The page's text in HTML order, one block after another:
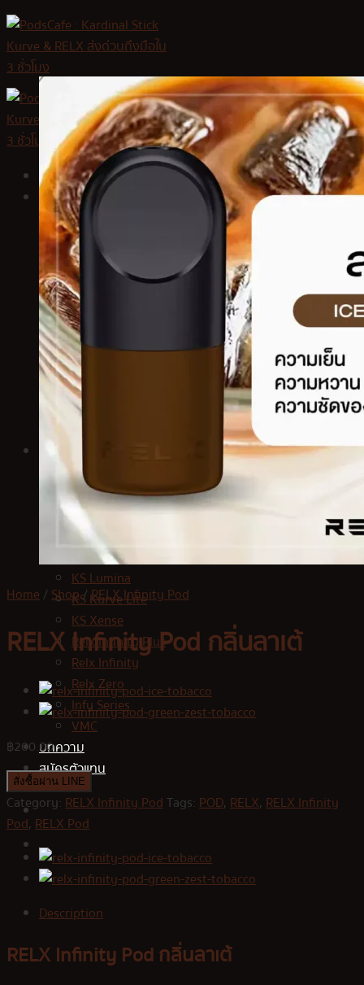
Skip
to
content
หน้าหลัก
สินค้า
Kardinal Stick
KS Kurve
KS Quik
KS Lumina
KS Kurve Lite
KS Xense
Relx Infinity Plus
Relx Zero
Infy Series
Jues
ร้านค้า
Kardinal Stick
KS Kurve
KS Quik 5000
KS Quik 2000
KS Quik 800
KS Lumina
KS Kurve Lite
KS Xense
Relx Infinity Plus
Relx Infinity
Relx Zero
Infy Series
VMC
บทความ
สมัครตัวแทน
Home/Shop/RELX Infinity Pod
RELX Infinity Pod กลิ่นลาเต้
฿200.00
สั่งซื้อผ่าน LINE
Category:RELX Infinity PodTags:POD,RELX,RELX Infinity
Pod,RELX Pod
Description
RELX Infinity Pod กลิ่นลาเต้